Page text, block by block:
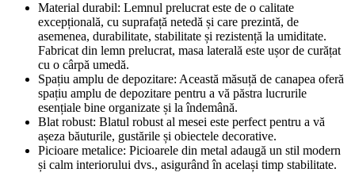
Material durabil: Lemnul prelucrat este de o calitate
excepțională, cu suprafață netedă și care prezintă, de
asemenea, durabilitate, stabilitate și rezistență la umiditate.
Fabricat din lemn prelucrat, masa laterală este ușor de curățat
cu o cârpă umedă.
Spațiu amplu de depozitare: Această măsuță de canapea oferă
spațiu amplu de depozitare pentru a vă păstra lucrurile
esențiale bine organizate și la îndemână.
Blat robust: Blatul robust al mesei este perfect pentru a vă
așeza băuturile, gustările și obiectele decorative.
Picioare metalice: Picioarele din metal adaugă un stil modern
și calm interiorului dvs., asigurând în același timp stabilitate.